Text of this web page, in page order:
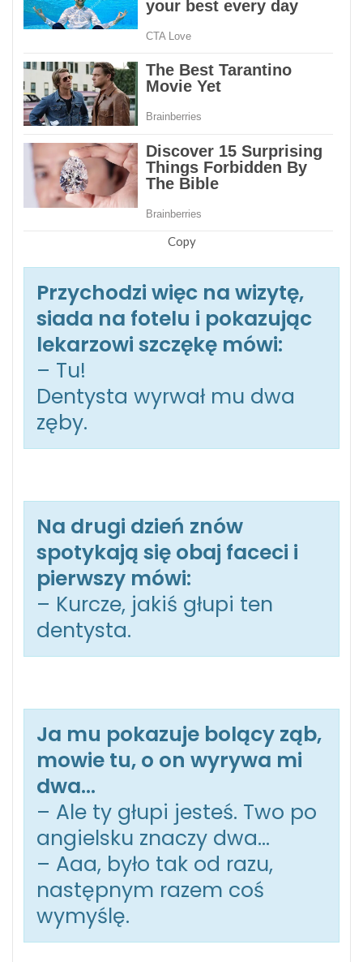
Copy
Przychodzi więc na wizytę,
siada na fotelu i pokazując
lekarzowi szczękę mówi:
– Tu!
Dentysta wyrwał mu dwa
zęby.
Na drugi dzień znów
spotykają się obaj faceci i
pierwszy mówi:
– Kurcze, jakiś głupi ten
dentysta.
Ja mu pokazuje bolący ząb,
mowie tu, o on wyrywa mi
dwa…
– Ale ty głupi jesteś. Two po
angielsku znaczy dwa…
– Aaa, było tak od razu,
następnym razem coś
wymyślę.